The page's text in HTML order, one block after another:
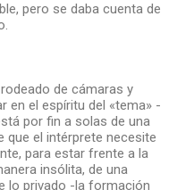
pero se daba cuenta de
de cámaras y
en el espíritu del «tema» -
por fin a solas de una
que el intérprete necesite
para estar frente a la
insólita, de una
lo privado -la formación